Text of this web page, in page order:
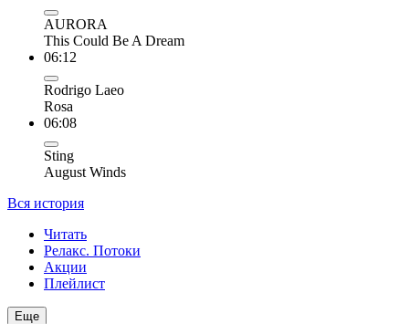
AURORA
This Could Be A Dream
06:12
Rodrigo Laeo
Rosa
06:08
Sting
August Winds
Вся история
Читать
Релакс. Потоки
Акции
Плейлист
Еще